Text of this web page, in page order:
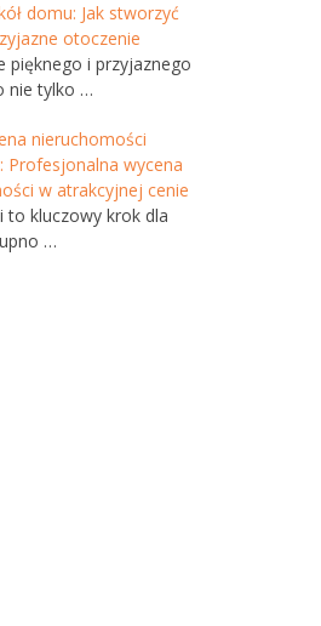
domu: Jak stworzyć
otoczenie
pięknego i przyjaznego
nie tylko …
nieruchomości
Profesjonalna wycena
w atrakcyjnej cenie
to kluczowy krok dla
…